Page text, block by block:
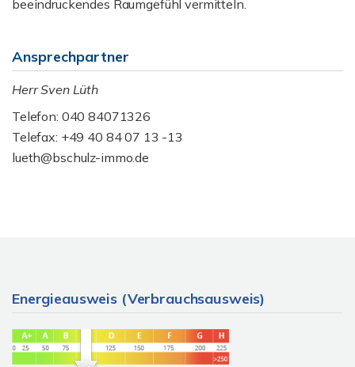
beeindruckendes Raumgefühl vermitteln.
Ansprechpartner
Herr Sven Lüth
Telefon: 040 84071326
Telefax: +49 40 84 07 13 -13
lueth@bschulz-immo.de
Energieausweis (Verbrauchsausweis)